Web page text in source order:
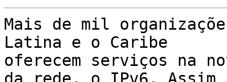
Mais de mil
Latina e o Caribe
oferecem serviços na